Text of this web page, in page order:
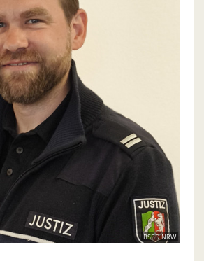
BSBD NRW